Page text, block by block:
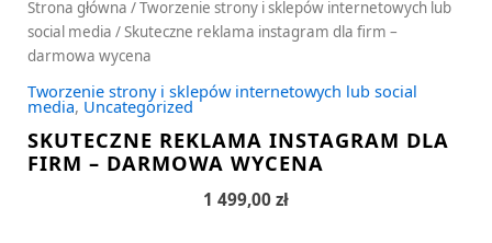
Strona główna /Tworzenie strony i sklepów internetowych lub
social media / Skuteczne reklama instagram dla firm –
darmowa wycena
Tworzenie strony i sklepów internetowych lub social
media, Uncategorized
SKUTECZNE REKLAMA INSTAGRAM DLA
FIRM – DARMOWA WYCENA
1 499,00 zł